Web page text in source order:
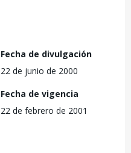
Fecha de divulgación
22 de junio de 2000
Fecha de vigencia
22 de febrero de 2001